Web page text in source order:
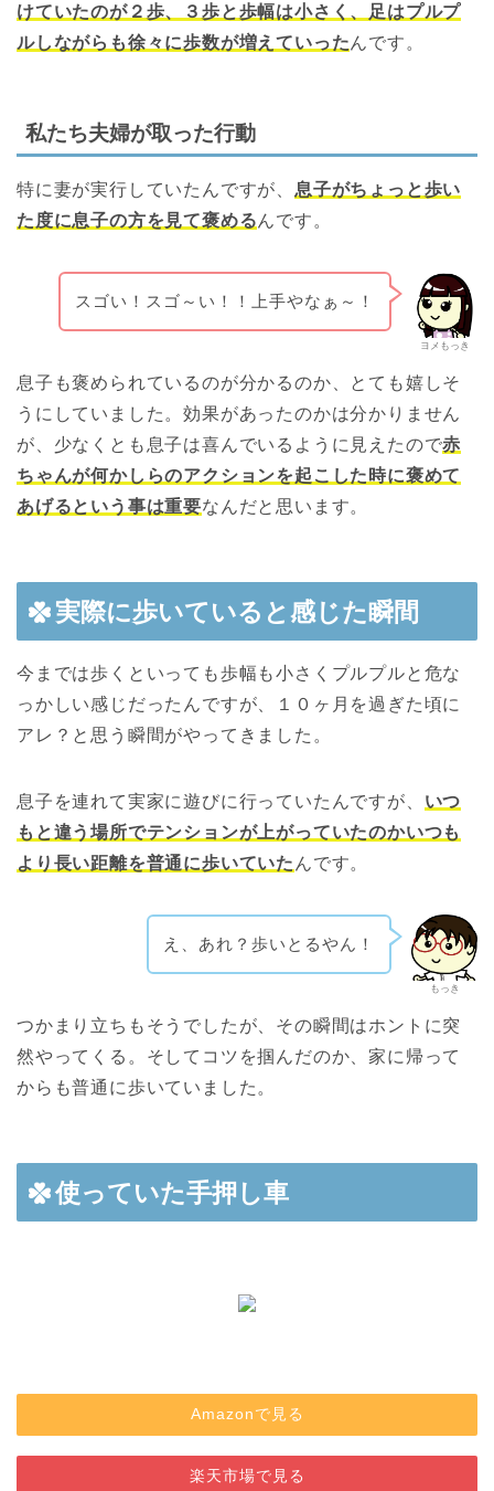
けていたのが２歩、３歩と歩幅は小さく、足はプルプ
ルしながらも徐々に歩数が増えていったんです。
私たち夫婦が取った行動
特に妻が実行していたんですが、 息子がちょっと歩い
た度に息子の方を見て褒めるんです。
ヨメもっき
スゴい！スゴ～い！！上手やなぁ～！
息子も褒められているのが分かるのか、とても嬉しそ
うにしていました。効果があったのかは分かりません
が、少なくとも息子は喜んでいるように見えたので赤
ちゃんが何かしらのアクションを起こした時に褒めて
あげるという事は重要なんだと思います。
実際に歩いていると感じた瞬間
今までは歩くといっても歩幅も小さくプルプルと危な
っかしい感じだったんですが、１０ヶ月を過ぎた頃に
アレ？と思う瞬間がやってきました。
息子を連れて実家に遊びに行っていたんですが、 いつ
もと違う場所でテンションが上がっていたのかいつも
より長い距離を普通に歩いていた んです。
もっき
え、あれ？歩いとるやん！
つかまり立ちもそうでしたが、その瞬間はホントに突
然やってくる。そしてコツを掴んだのか、家に帰って
からも普通に歩いていました。
使っていた手押し車
Amazonで見る
楽天市場で見る